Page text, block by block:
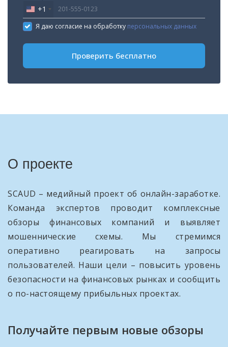
United
States
+1
+1
Я даю согласие на обработку персональных данных
Проверить бесплатно
О проекте
SCAUD – медийный проект об онлайн-заработке.
Команда экспертов проводит комплексные
обзоры финансовых компаний и выявляет
мошеннические схемы. Мы стремимся
оперативно реагировать на запросы
пользователей. Наши цели – повысить уровень
безопасности на финансовых рынках и сообщить
о по-настоящему прибыльных проектах.
Получайте первым новые обзоры